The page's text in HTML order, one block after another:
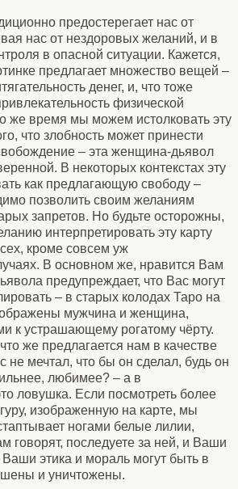
предостерегает нас от
нас от нездоровых желаний, и в
в опасной ситуации. Кажется,
предлагает множество вещей –
денег, и, что тоже
физической
же время мы можем истолковать эту
что злобность может принести
– эта женщина-дьявол
В некоторых контекстах эту
как предлагающую свободу –
позволить своим желаниям
запретов. Но будьте осторожны,
интерпретировать эту карту
кроме совсем уж
В основном же, нравится Вам
предупреждает, что Вас могут
– в старых колодах Таро на
мужчина и женщина,
к устрашающему рогатому чёрту.
же предлагается нам в качестве
не мечтал, что бы он сделал, будь он
любимее? – а в
ловушка. Если посмотреть более
изображенную на карте, мы
ногами белые лилии,
говорят, последуете за ней, и Ваши
этика и мораль могут быть в
и уничтожены.